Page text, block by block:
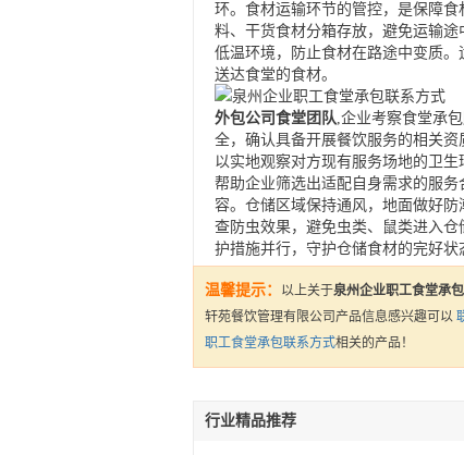
环。食材运输环节的管控，是保障
料、干货食材分箱存放，避免运输
低温环境，防止食材在路途中变质
送达食堂的食材。
外包公司食堂团队,企业考察食堂承
全，确认具备开展餐饮服务的相关
以实地观察对方现有服务场地的卫
帮助企业筛选出适配自身需求的服
容。仓储区域保持通风，地面做好
查防虫效果，避免虫类、鼠类进入
护措施并行，守护仓储食材的完好状
温馨提示： 以上关于泉州企业职工食堂承
轩苑餐饮管理有限公司产品信息感兴趣可以
职工食堂承包联系方式相关的产品！
行业精品推荐